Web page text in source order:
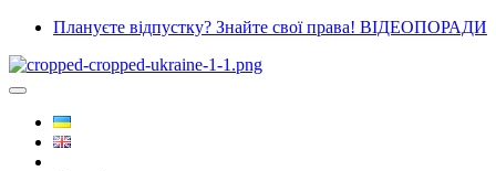
Плануєте відпустку? Знайте свої права! ВІДЕОПОРАДИ